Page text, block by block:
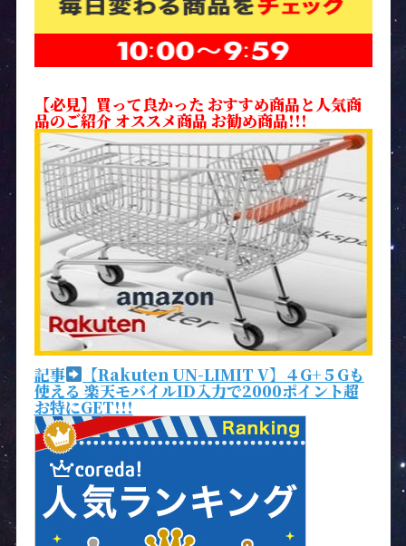
【必見】買って良かった おすすめ商品と人気商
品のご紹介 オススメ商品 お勧め商品!!!
記事 【Rakuten UN-LIMIT V】４G+５Gも
使える 楽天モバイルID入力で2000ポイント超
お特にGET!!!